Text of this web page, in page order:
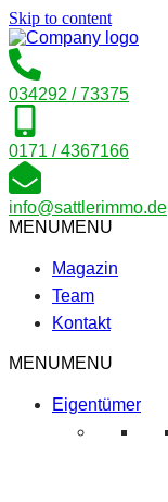
Skip to content
034292 / 73375
0171 / 4367166
info@sattlerimmo.de
MENUMENU
Magazin
Team
Kontakt
MENUMENU
Eigentümer